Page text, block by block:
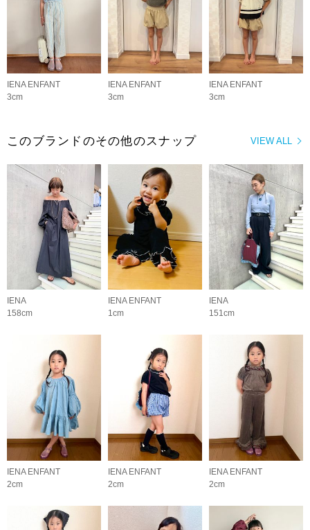
IENA ENFANT
3cm
IENA ENFANT
3cm
IENA ENFANT
3cm
VIEW ALL
このブランドのその他のスナップ
IENA
158cm
IENA ENFANT
1cm
IENA
151cm
IENA ENFANT
2cm
IENA ENFANT
2cm
IENA ENFANT
2cm